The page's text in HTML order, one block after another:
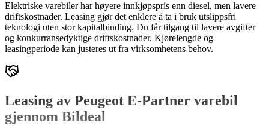
Elektriske varebiler har høyere innkjøpspris enn diesel, men lavere
driftskostnader. Leasing gjør det enklere å ta i bruk utslippsfri
teknologi uten stor kapitalbinding. Du får tilgang til lavere avgifter
og konkurransedyktige driftskostnader. Kjørelengde og
leasingperiode kan justeres ut fra virksomhetens behov.
Leasing av Peugeot E-Partner varebil
gjennom Bildeal